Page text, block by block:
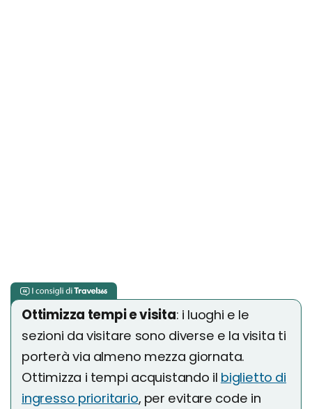
Ottimizza tempi e visita: i luoghi e le
sezioni da visitare sono diverse e la visita ti
porterà via almeno mezza giornata.
Ottimizza i tempi acquistando il biglietto di
ingresso prioritario, per evitare code in